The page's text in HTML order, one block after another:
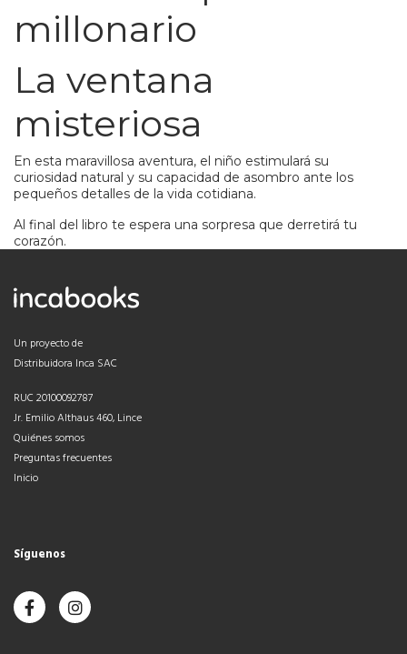
millonario
La ventana
misteriosa
En esta maravillosa aventura, el niño estimulará su
curiosidad natural y su capacidad de asombro ante los
pequeños detalles de la vida cotidiana.
Al final del libro te espera una sorpresa que derretirá tu
corazón.
Un proyecto de
Distribuidora Inca SAC
RUC 20100092787
Jr. Emilio Althaus 460, Lince
Quiénes somos
Preguntas frecuentes
Inicio
Síguenos